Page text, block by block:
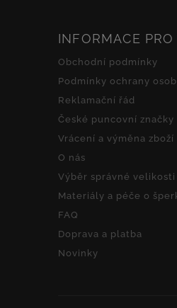
INFORMACE PRO
Obchodní podmínky
Podmínky ochrany
Reklamační řád
České puncovní značky
Vrácení a výměna zboží
O nás
Výběr správné velikosti
Materiály a péče o
FAQ
Doprava a platba
Novinky